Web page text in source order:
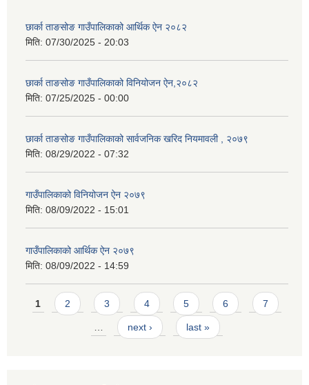
छार्का ताङसोङ गाउँपालिकाको आर्थिक ऐन २०८२
मिति: 07/30/2025 - 20:03
छार्का ताङसोङ गाउँपालिकाको विनियोजन ऐन,२०८२
मिति: 07/25/2025 - 00:00
छार्का ताङसोङ गाउँपालिकाको सार्वजनिक खरिद नियमावली , २०७९
मिति: 08/29/2022 - 07:32
गाउँपालिकाको विनियोजन ऐन २०७९
मिति: 08/09/2022 - 15:01
गाउँपालिकाको आर्थिक ऐन २०७९
मिति: 08/09/2022 - 14:59
Pages
1 2 3 4 5 6 7
next › last »